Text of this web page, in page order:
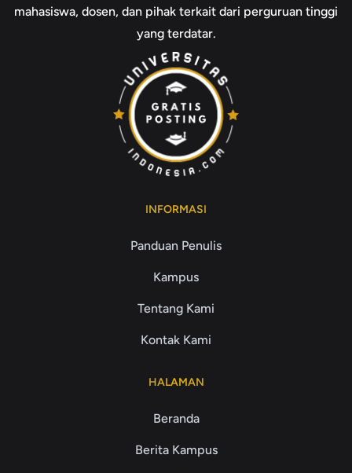
mahasiswa, dosen, dan pihak terkait dari perguruan tinggi
yang terdatar.
INFORMASI
Panduan Penulis
Kampus
Tentang Kami
Kontak Kami
HALAMAN
Beranda
Berita Kampus